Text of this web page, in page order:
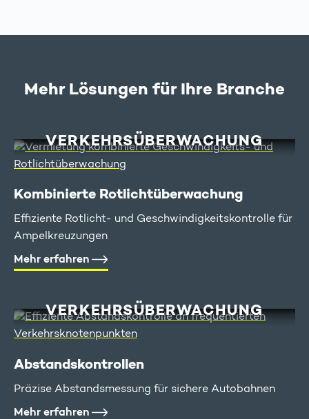
Mehr Lösungen für Ihre Branche
VERKEHRS­ÜBERWACHUNG
Kombinierte Rotlicht­überwachung
Effiziente Rotlicht- und Geschwindigkeitskontrolle für
Ampelkreuzungen
Mehr erfahren
VERKEHRS­ÜBERWACHUNG
Abstands­kontrollen
Präzise Abstandsmessung für sichere Autobahnen
Mehr erfahren